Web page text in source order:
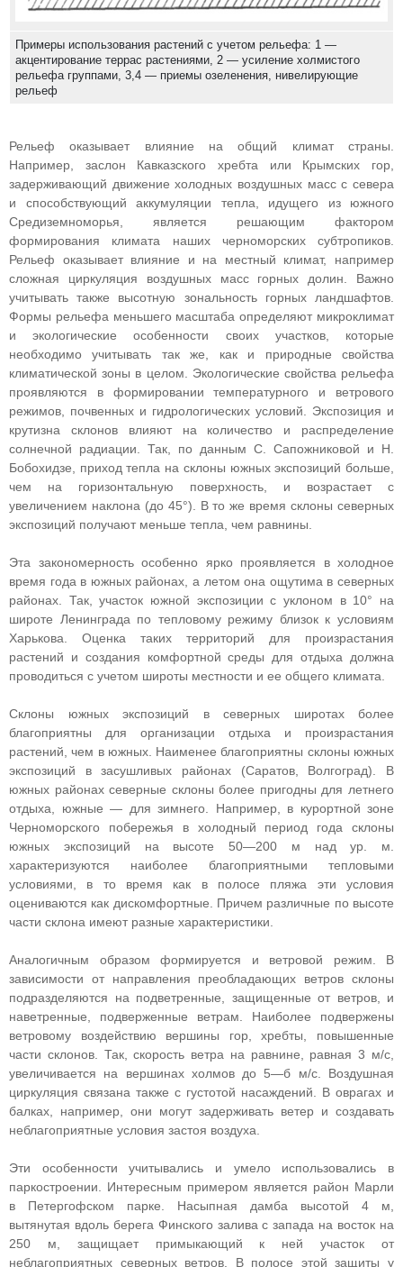
Примеры использования растений с учетом рельефа: 1 —
акцентирование террас растениями, 2 — усиление холмистого
рельефа группами, 3,4 — приемы озеленения, нивелирующие
рельеф
Рельеф оказывает влияние на общий климат страны.
Например, заслон Кавказского хребта или Крымских гор,
задерживающий движение холодных воздушных масс с севера
и способствующий аккумуляции тепла, идущего из южного
Средиземноморья, является решающим фактором
формирования климата наших черноморских субтропиков.
Рельеф оказывает влияние и на местный климат, например
сложная циркуляция воздушных масс горных долин. Важно
учитывать также высотную зональность горных ландшафтов.
Формы рельефа меньшего масштаба определяют микроклимат
и экологические особенности своих участков, которые
необходимо учитывать так же, как и природные свойства
климатической зоны в целом. Экологические свойства рельефа
проявляются в формировании температурного и ветрового
режимов, почвенных и гидрологических условий. Экспозиция и
крутизна склонов влияют на количество и распределение
солнечной радиации. Так, по данным С. Сапожниковой и Н.
Бобохидзе, приход тепла на склоны южных экспозиций больше,
чем на горизонтальную поверхность, и возрастает с
увеличением наклона (до 45°). В то же время склоны северных
экспозиций получают меньше тепла, чем равнины.
Эта закономерность особенно ярко проявляется в холодное
время года в южных районах, а летом она ощутима в северных
районах. Так, участок южной экспозиции с уклоном в 10° на
широте Ленинграда по тепловому режиму близок к условиям
Харькова. Оценка таких территорий для произрастания
растений и создания комфортной среды для отдыха должна
проводиться с учетом широты местности и ее общего климата.
Склоны южных экспозиций в северных широтах более
благоприятны для организации отдыха и произрастания
растений, чем в южных. Наименее благоприятны склоны южных
экспозиций в засушливых районах (Саратов, Волгоград). В
южных районах северные склоны более пригодны для летнего
отдыха, южные — для зимнего. Например, в курортной зоне
Черноморского побережья в холодный период года склоны
южных экспозиций на высоте 50—200 м над ур. м.
характеризуются наиболее благоприятными тепловыми
условиями, в то время как в полосе пляжа эти условия
оцениваются как дискомфортные. Причем различные по высоте
части склона имеют разные характеристики.
Аналогичным образом формируется и ветровой режим. В
зависимости от направления преобладающих ветров склоны
подразделяются на подветренные, защищенные от ветров, и
наветренные, подверженные ветрам. Наиболее подвержены
ветровому воздействию вершины гор, хребты, повышенные
части склонов. Так, скорость ветра на равнине, равная 3 м/с,
увеличивается на вершинах холмов до 5—б м/с. Воздушная
циркуляция связана также с густотой насаждений. В оврагах и
балках, например, они могут задерживать ветер и создавать
неблагоприятные условия застоя воздуха.
Эти особенности учитывались и умело использовались в
паркостроении. Интересным примером является район Марли
в Петергофском парке. Насыпная дамба высотой 4 м,
вытянутая вдоль берега Финского залива с запада на восток на
250 м, защищает примыкающий к ней участок от
неблагоприятных северных ветров. В полосе этой защиты у